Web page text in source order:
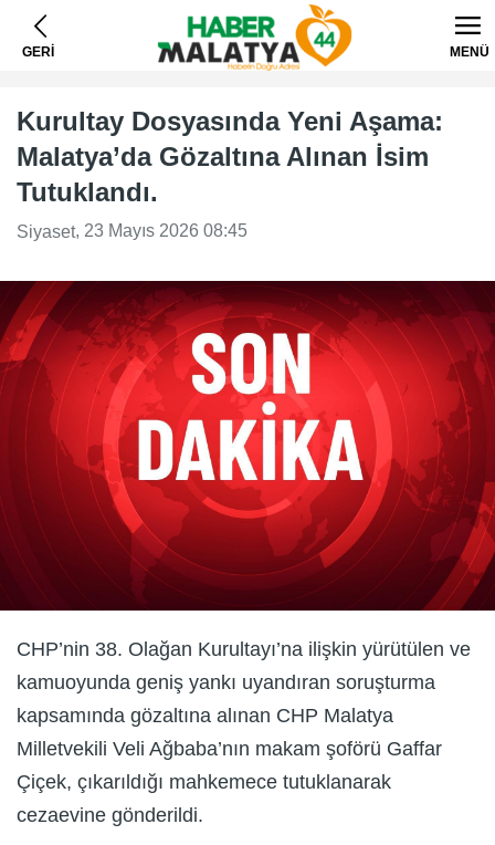
GERİ MENÜ
Kurultay Dosyasında Yeni Aşama:
Malatya’da Gözaltına Alınan İsim
Tutuklandı.
Siyaset, 23 Mayıs 2026 08:45
CHP’nin 38. Olağan Kurultayı’na ilişkin yürütülen ve
kamuoyunda geniş yankı uyandıran soruşturma
kapsamında gözaltına alınan CHP Malatya
Milletvekili Veli Ağbaba’nın makam şoförü Gaffar
Çiçek, çıkarıldığı mahkemece tutuklanarak
cezaevine gönderildi.